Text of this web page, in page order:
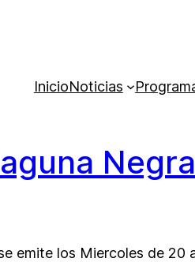
InicioNoticias
emite los Miercoles de 20